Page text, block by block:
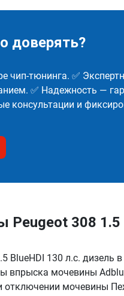
доверять?
чип-тюнинга. ✅
✅ Надежность —
консультации и
308 1.5
BlueHDI 130 л.с. дизель в
впрыска мочевины
отключении мочевины